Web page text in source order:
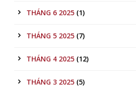
THÁNG 6 2025 (1)
THÁNG 5 2025 (7)
THÁNG 4 2025 (12)
THÁNG 3 2025 (5)